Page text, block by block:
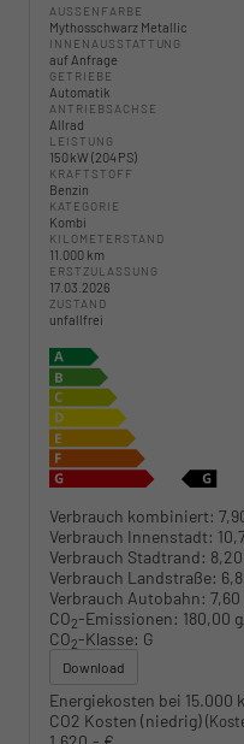
AUSSENFARBE
Mythosschwarz Metallic
INNENAUSSTATTUNG
auf Anfrage
GETRIEBE
Automatik
ANTRIEBSACHSE
Allrad
LEISTUNG
150 kW (204 PS)
KRAFTSTOFF
Benzin
KATEGORIE
Kombi
KILOMETERSTAND
11.000 km
ERSTZULASSUNG
17.03.2026
ZUSTAND
unfallfrei
Verbrauch kombiniert:
Verbrauch Innenstadt:
Verbrauch Stadtrand:
Verbrauch Landstraße:
Verbrauch Autobahn:
CO2-Emissionen: 180,00
CO2-Klasse: G
Download
Energiekosten bei 15.000
CO2 Kosten (niedrig)